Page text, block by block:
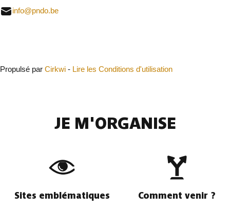
info@pndo.be
Propulsé par Cirkwi - Lire les Conditions d'utilisation
JE M'ORGANISE
Sites emblématiques Comment venir ?